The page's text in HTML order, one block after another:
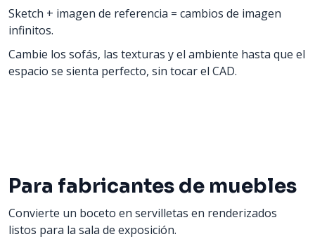
Sketch + imagen de referencia = cambios de imagen
infinitos.
Cambie los sofás, las texturas y el ambiente hasta que el
espacio se sienta perfecto, sin tocar el CAD.
Para fabricantes de muebles
Convierte un boceto en servilletas en renderizados
listos para la sala de exposición.